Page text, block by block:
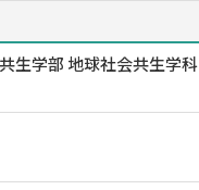
生学部 地球社会共生学科